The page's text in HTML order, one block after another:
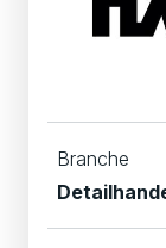
Branche